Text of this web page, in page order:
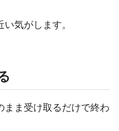
気がします。
まま受け取るだけで終わ